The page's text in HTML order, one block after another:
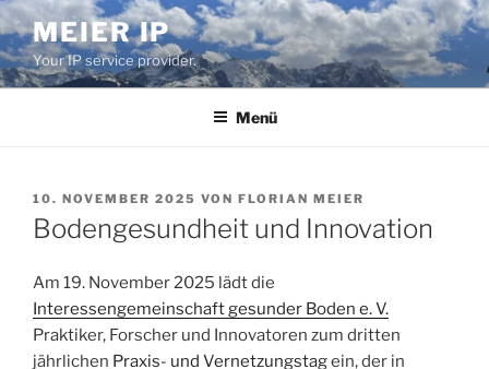
Zum
Inhalt
springen
MEIER IP
Your IP service provider.
Menü
VERÖFFENTLICHT
AM
10. NOVEMBER 2025 VON FLORIAN MEIER
Bodengesundheit und Innovation
Am 19. November 2025 lädt die
Interessengemeinschaft gesunder Boden e. V.
Praktiker, Forscher und Innovatoren zum dritten
jährlichen Praxis- und Vernetzungstagein, der in